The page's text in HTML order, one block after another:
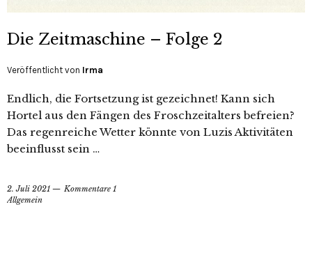
Die Zeitmaschine – Folge 2
Veröffentlicht von Irma
Endlich, die Fortsetzung ist gezeichnet! Kann sich
Hortel aus den Fängen des Froschzeitalters befreien?
Das regenreiche Wetter könnte von Luzis Aktivitäten
beeinflusst sein …
2. Juli 2021
Kommentare 1
Allgemein